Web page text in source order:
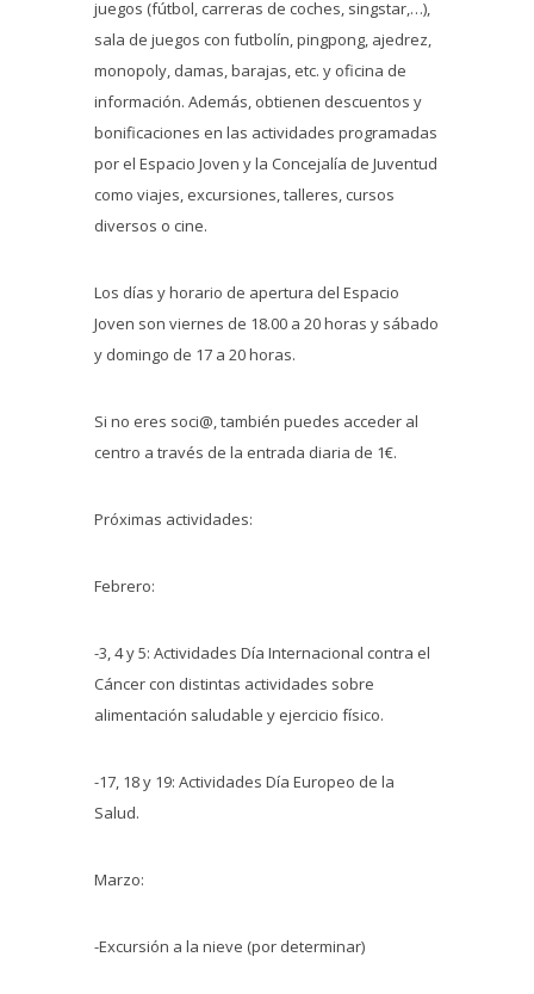
juegos (fútbol, carreras de coches, singstar,…),
sala de juegos con futbolín, pingpong, ajedrez,
monopoly, damas, barajas, etc. y oficina de
información. Además, obtienen descuentos y
bonificaciones en las actividades programadas
por el Espacio Joven y la Concejalía de Juventud
como viajes, excursiones, talleres, cursos
diversos o cine.
Los días y horario de apertura del Espacio
Joven son viernes de 18.00 a 20 horas y sábado
y domingo de 17 a 20 horas.
Si no eres soci@, también puedes acceder al
centro a través de la entrada diaria de 1€.
Próximas actividades:
Febrero:
-3, 4 y 5: Actividades Día Internacional contra el
Cáncer con distintas actividades sobre
alimentación saludable y ejercicio físico.
-17, 18 y 19: Actividades Día Europeo de la
Salud.
Marzo:
-Excursión a la nieve (por determinar)